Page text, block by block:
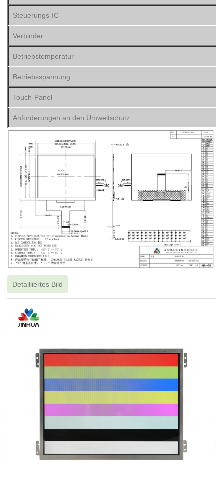
Steuerungs-IC
Verbinder
Betriebstemperatur
Betriebsspannung
Touch-Panel
Anforderungen an den Umweltschutz
Detailliertes Bild